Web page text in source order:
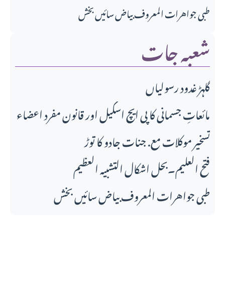
طبی جواهرات المعروف بیاض سائیں بخش
شعبہ جات
گلہڑ غدود رسولیاں
مائعاتِ جسمانی کا پی ایچ اسکیل اور قانونِ مفرد اعضاء
تسخیر موکلات مع. جنات جادو کا توڑ
فتح العلیم۔بحل اشکال التشبیہ العظیم
طبی جواهرات المعروف بیاض سائیں بخش